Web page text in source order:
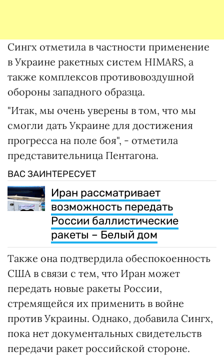
Сингх отметила в частности применение
в Украине ракетных систем HIMARS, а
также комплексов противовоздушной
обороны западного образца.
"Итак, мы очень уверены в том, что мы
смогли дать Украине для достижения
прогресса на поле боя", - отметила
представительница Пентагона.
ВАС ЗАИНТЕРЕСУЕТ
Иран рассматривает
возможность передать
России баллистические
ракеты – Белый дом
Также она подтвердила обеспокоенность
США в связи с тем, что Иран может
передать новые ракеты России,
стремящейся их применить в войне
против Украины. Однако, добавила Сингх,
пока нет документальных свидетельств
передачи ракет российской стороне.